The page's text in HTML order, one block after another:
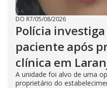
DO R7/05/08/2026
Polícia
paciente após
clínica em
A unidade foi alvo de uma
proprietário do